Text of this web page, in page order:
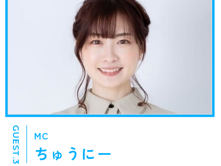
GUEST.3 MC
ちゅうにー